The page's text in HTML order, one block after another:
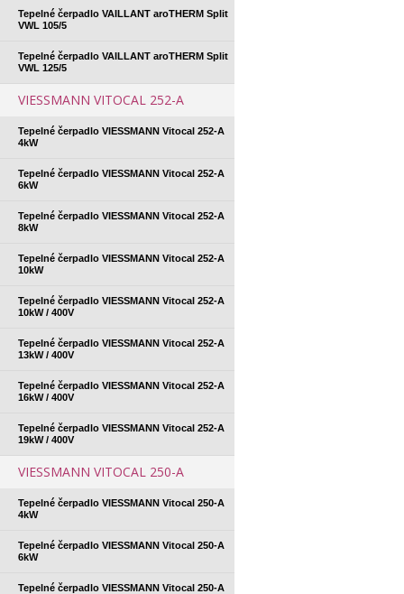
Tepelné čerpadlo VAILLANT aroTHERM Split
VWL 105/5
Tepelné čerpadlo VAILLANT aroTHERM Split
VWL 125/5
VIESSMANN VITOCAL 252-A
Tepelné čerpadlo VIESSMANN Vitocal 252-A
4kW
Tepelné čerpadlo VIESSMANN Vitocal 252-A
6kW
Tepelné čerpadlo VIESSMANN Vitocal 252-A
8kW
Tepelné čerpadlo VIESSMANN Vitocal 252-A
10kW
Tepelné čerpadlo VIESSMANN Vitocal 252-A
10kW / 400V
Tepelné čerpadlo VIESSMANN Vitocal 252-A
13kW / 400V
Tepelné čerpadlo VIESSMANN Vitocal 252-A
16kW / 400V
Tepelné čerpadlo VIESSMANN Vitocal 252-A
19kW / 400V
VIESSMANN VITOCAL 250-A
Tepelné čerpadlo VIESSMANN Vitocal 250-A
4kW
Tepelné čerpadlo VIESSMANN Vitocal 250-A
6kW
Tepelné čerpadlo VIESSMANN Vitocal 250-A